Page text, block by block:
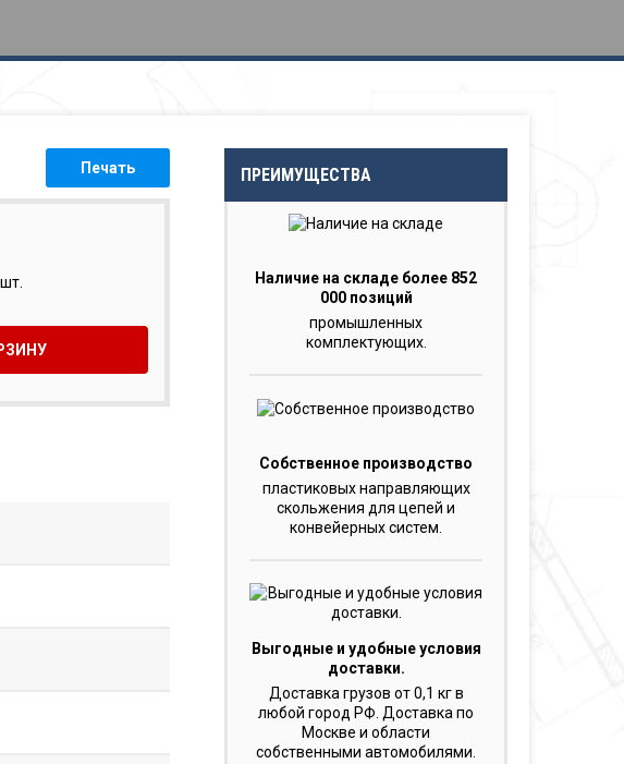
Печать
шт.
ПРЕИМУЩЕСТВА
Наличие на складе более 852
000 позиций
промышленных
комплектующих.
Собственное производство
пластиковых направляющих
скольжения для цепей и
конвейерных систем.
Выгодные и удобные условия
доставки.
Доставка грузов от 0,1 кг в
любой город РФ. Доставка по
Москве и области
собственными автомобилями.